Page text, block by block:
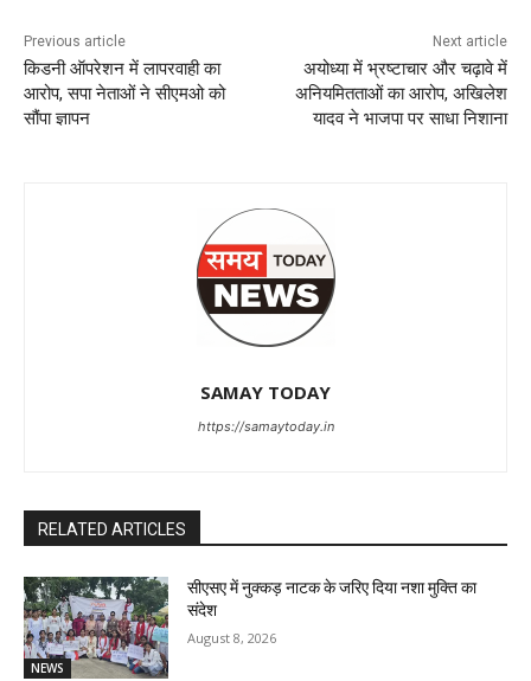
Previous article
किडनी ऑपरेशन में लापरवाही का
आरोप, सपा नेताओं ने सीएमओ को
सौंपा ज्ञापन
Next article
अयोध्या में भ्रष्टाचार और चढ़ावे में
अनियमितताओं का आरोप, अखिलेश
यादव ने भाजपा पर साधा निशाना
SAMAY TODAY
https://samaytoday.in
RELATED ARTICLES
NEWS
सीएसए में नुक्कड़ नाटक के जरिए दिया नशा मुक्ति का
संदेश
August 8, 2026